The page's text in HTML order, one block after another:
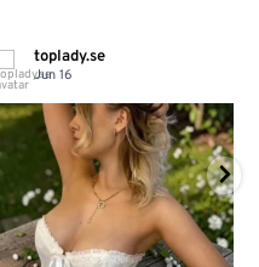
toplady.se
Jun 16